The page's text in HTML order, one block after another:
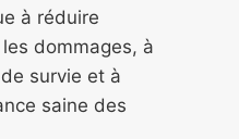
à réduire
dommages, à
survie et à
saine des